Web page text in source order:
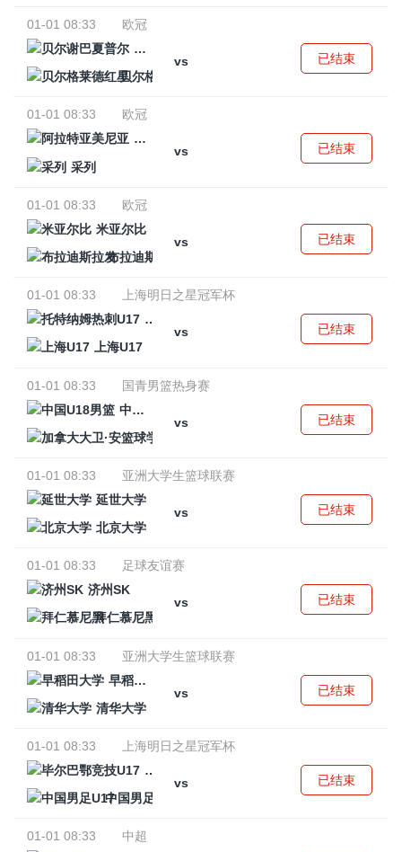
01-01 08:33
欧冠
贝尔谢巴夏普尔
vs
贝尔格莱德红星
已结束
01-01 08:33
欧冠
阿拉特亚美尼亚
vs
采列
已结束
01-01 08:33
欧冠
米亚尔比
vs
布拉迪斯拉发
已结束
01-01 08:33
上海明日之星冠军杯
托特纳姆热刺U17
vs
上海U17
已结束
01-01 08:33
国青男篮热身赛
中国U18男篮
vs
已结束
01-01 08:33
亚洲大学生篮球联赛
延世大学
vs
北京大学
已结束
01-01 08:33
足球友谊赛
济州SK
vs
拜仁慕尼黑
已结束
01-01 08:33
亚洲大学生篮球联赛
早稻田大学
vs
清华大学
已结束
01-01 08:33
上海明日之星冠军杯
毕尔巴鄂竞技U17
vs
中国男足U17
已结束
01-01 08:33
中超